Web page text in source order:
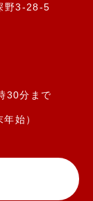
野3-28-5
30分まで
始）